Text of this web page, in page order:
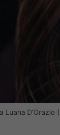
Luana D’Orazio